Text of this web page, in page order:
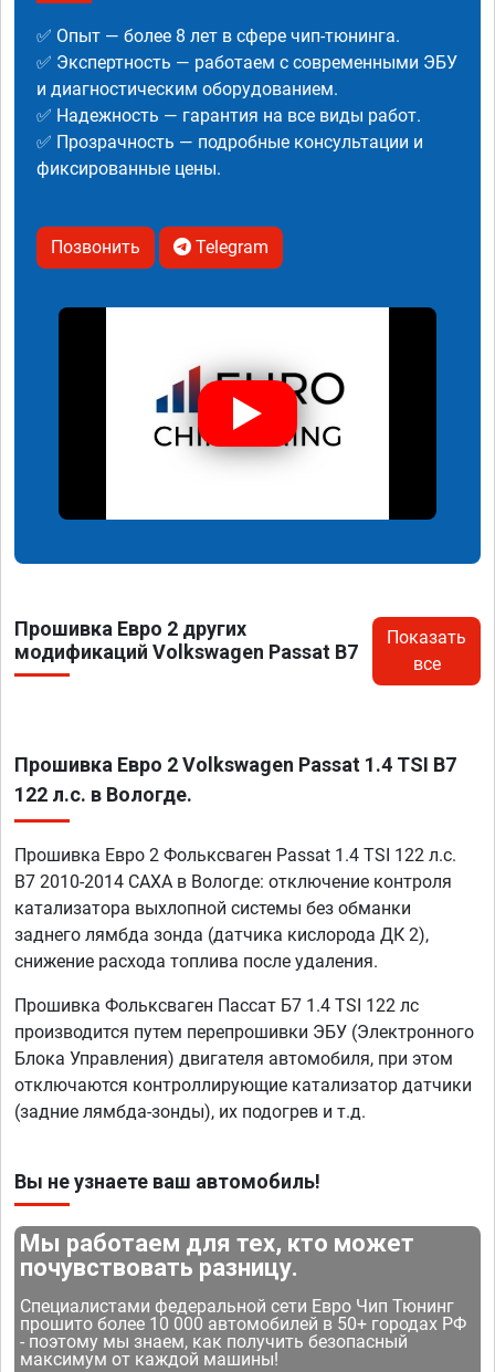
✅ Опыт — более 8 лет в сфере чип-тюнинга.
✅ Экспертность — работаем с современными ЭБУ
и диагностическим оборудованием.
✅ Надежность — гарантия на все виды работ.
✅ Прозрачность — подробные консультации и
фиксированные цены.
Позвонить Telegram
Прошивка Евро 2 других
модификаций Volkswagen Passat B7
Показать
все
Прошивка Евро 2 Volkswagen Passat 1.4 TSI B7
122 л.с. в Вологде.
Прошивка Евро 2 Фольксваген Passat 1.4 TSI 122 л.с.
B7 2010-2014 CAXA в Вологде: отключение контроля
катализатора выхлопной системы без обманки
заднего лямбда зонда (датчика кислорода ДК 2),
снижение расхода топлива после удаления.
Прошивка Фольксваген Пассат Б7 1.4 TSI 122 лс
производится путем перепрошивки ЭБУ (Электронного
Блока Управления) двигателя автомобиля, при этом
отключаются контроллирующие катализатор датчики
(задние лямбда-зонды), их подогрев и т.д.
Вы не узнаете ваш автомобиль!
Мы работаем для тех, кто может
почувствовать разницу.
Специалистами федеральной сети Евро Чип Тюнинг
прошито более 10 000 автомобилей в 50+ городах РФ
- поэтому мы знаем, как получить безопасный
максимум от каждой машины!